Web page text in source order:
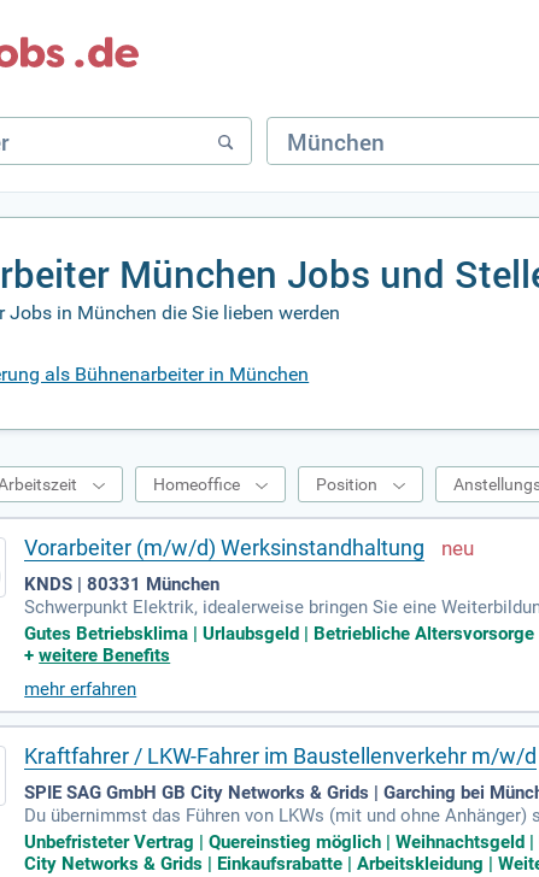
München Jobs und
Jobs in München die Sie lieben werden
als Bühnenarbeiter in München
Homeoffice Position
Vorarbeiter (m/w/d) Werksinstandhaltung
KNDS | 80331 München
Schwerpunkt Elektrik, idealerweise bringen Sie eine
tandhaltung und Reparatur von Maschinen, Anlagen oder in
Gutes Betriebsklima | Urlaubsgeld | Betriebliche
+weitere Benefits
mehr erfahren
Kraftfahrer / LKW-Fahrer im Baustellenverkehr m/w/d
SPIE SAG GmbH GB City Networks & Grids | Garching bei
Du übernimmst das Führen von LKWs (mit und ohne
itsbühnen, Teleskoplader und Gabelstapler bedienst Du sicher
Unbefristeter Vertrag | Quereinstieg möglich | Weihnachtsgeld
City Networks & Grids | Einkaufsrabatte | Arbeitskleidung |